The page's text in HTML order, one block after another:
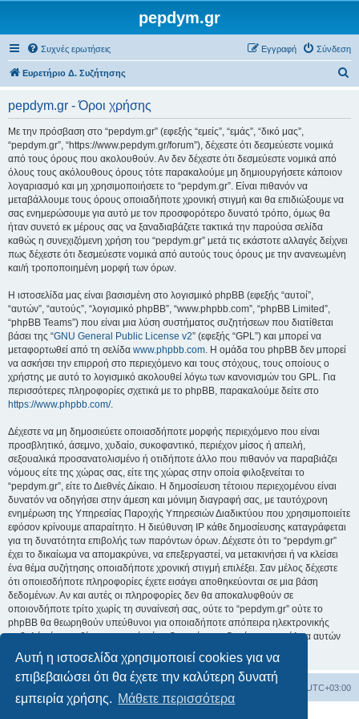
Αυτή η ιστοσελίδα χρησιμοποιεί cookies για να
επιβεβαιώσει ότι θα έχετε την καλύτερη δυνατή
εμπειρία χρήσης. Μάθετε περισσότερα
pepdym.gr
Συχνές ερωτήσεις Σύνδεση
Εγγραφή
Ευρετήριο Δ. Συζήτησης
pepdym.gr - Όροι χρήσης
Με την πρόσβαση στο “pepdym.gr” (εφεξής “εμείς”, “εμάς”, “δικό μας”,
“pepdym.gr”, “https://www.pepdym.gr/forum”), δέχεστε ότι δεσμεύεστε νομικά
από τους όρους που ακολουθούν. Αν δεν δέχεστε ότι δεσμεύεστε νομικά από
όλους τους ακόλουθους όρους τότε παρακαλούμε μη δημιουργήσετε κάποιον
λογαριασμό και μη χρησιμοποιήσετε το “pepdym.gr”. Είναι πιθανόν να
μεταβάλλουμε τους όρους οποιαδήποτε χρονική στιγμή και θα επιδιώξουμε να
σας ενημερώσουμε για αυτό με τον προσφορότερο δυνατό τρόπο, όμως θα
ήταν συνετό εκ μέρους σας να ξαναδιαβάζετε τακτικά την παρούσα σελίδα
καθώς η συνεχιζόμενη χρήση του “pepdym.gr” μετά τις εκάστοτε αλλαγές δείχνει
πως δέχεστε ότι δεσμεύεστε νομικά από αυτούς τους όρους με την ανανεωμένη
και/ή τροποποιημένη μορφή των όρων.
Η ιστοσελίδα μας είναι βασισμένη στο λογισμικό phpBB (εφεξής “αυτοί”,
“αυτών”, “αυτούς”, “λογισμικό phpBB”, “www.phpbb.com”, “phpBB Limited”,
“phpBB Teams”) που είναι μια λύση συστήματος συζητήσεων που διατίθεται
βάσει της “GNU General Public License v2” (εφεξής “GPL”) και μπορεί να
μεταφορτωθεί από τη σελίδα www.phpbb.com. Η ομάδα του phpBB δεν μπορεί
να ασκήσει την επιρροή στο περιεχόμενο και τους στόχους, τους οποίους ο
χρήστης με αυτό το λογισμικό ακολουθεί λόγω των κανονισμών του GPL. Για
περισσότερες πληροφορίες σχετικά με το phpBB, παρακαλούμε δείτε στο
https://www.phpbb.com/.
Δέχεστε να μη δημοσιεύετε οποιασδήποτε μορφής περιεχόμενο που είναι
προσβλητικό, άσεμνο, χυδαίο, συκοφαντικό, περιέχον μίσος ή απειλή,
σεξουαλικά προσανατολισμένο ή οτιδήποτε άλλο που πιθανόν να παραβιάζει
νόμους είτε της χώρας σας, είτε της χώρας στην οποία φιλοξενείται το
“pepdym.gr”, είτε το Διεθνές Δίκαιο. Η δημοσίευση τέτοιου περιεχομένου είναι
δυνατόν να οδηγήσει στην άμεση και μόνιμη διαγραφή σας, με ταυτόχρονη
ενημέρωση της Υπηρεσίας Παροχής Υπηρεσιών Διαδικτύου που χρησιμοποιείτε
εφόσον κρίνουμε απαραίτητο. Η διεύθυνση IP κάθε δημοσίευσης καταγράφεται
για τη δυνατότητα επιβολής των παρόντων όρων. Δέχεστε ότι το “pepdym.gr”
έχει το δικαίωμα να απομακρύνει, να επεξεργαστεί, να μετακινήσει ή να κλείσει
ένα θέμα συζήτησης οποιαδήποτε χρονική στιγμή επιλέξει. Σαν μέλος δέχεστε
ότι οποιεσδήποτε πληροφορίες έχετε εισάγει αποθηκεύονται σε μια βάση
δεδομένων. Αν και αυτές οι πληροφορίες δεν θα αποκαλυφθούν σε
οποιονδήποτε τρίτο χωρίς τη συναίνεσή σας, ούτε το “pepdym.gr” ούτε το
phpBB θα θεωρηθούν υπεύθυνοι για οποιαδήποτε απόπειρα ηλεκτρονικής
εισβολής ή παραβίασης η οποία είναι δυνατόν να οδηγήσει σε απώλεια αυτών
των δεδομένων.
UTC+03:00